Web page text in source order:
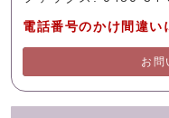
電話番号のかけ間違い
お問